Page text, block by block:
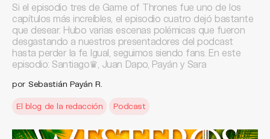
Si el episodio tres de Game of Thrones fue uno de los
capítulos más increíbles, el episodio cuatro dejó bastante
que desear. Hubo varias escenas polémicas que fueron
desgastando a nuestros presentadores del podcast
hasta perder la fe. Igual, seguimos siendo fans. En este
episodio: Santiago♛, Juan Dapo, Payán y Sara
por Sebastián Payán R.
El blog de la redacción Podcast